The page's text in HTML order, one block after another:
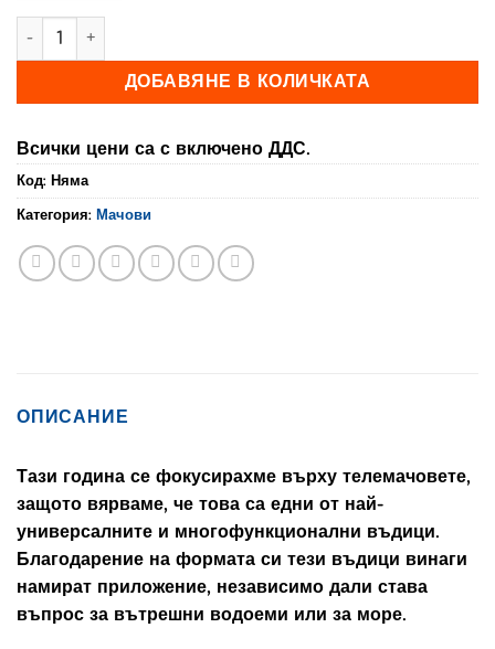
количество за Телемач MYSIA
ДОБАВЯНЕ В КОЛИЧКАТА
Всички цени са с включено ДДС.
Код: Няма
Категория: Мачови
ОПИСАНИЕ
Тази година се фокусирахме върху телемачовете,
защото вярваме, че това са едни от най-
универсалните и многофункционални въдици.
Благодарение на формата си тези въдици винаги
намират приложение, независимо дали става
въпрос за вътрешни водоеми или за море.